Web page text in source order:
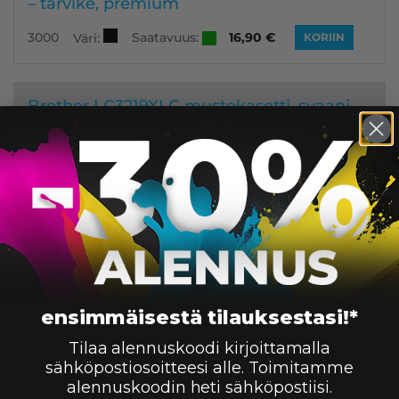
3000 Väri: Saatavuus: 16,90 € KORIIN
Brother LC3219XLC mustekasetti, syaani –
tarvike, premium
1500 Väri: Saatavuus: 14,90 € KORIIN
Brother LC3219XLM mustekasetti,
magenta – tarvike, premium
1500 Väri: Saatavuus: 14,90€ KORIIN
Brother LC3219XLY mustekasetti,
keltainen – tarvike, premium
ensimmäisestä tilauksestasi!*
Tilaa alennuskoodi kirjoittamalla
sähköpostiosoitteesi alle. Toimitamme
alennuskoodin heti sähköpostiisi.